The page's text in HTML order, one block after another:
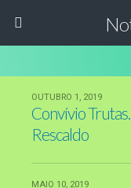
OUTUBRO 1, 2019
Convívio
Rescaldo
MAIO 10, 2019